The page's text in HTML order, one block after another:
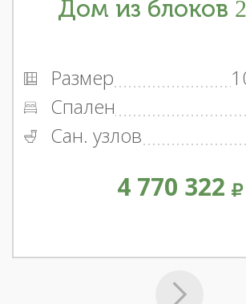
Дом из блоков
Размер
Спален
Сан. узлов
4 770 322